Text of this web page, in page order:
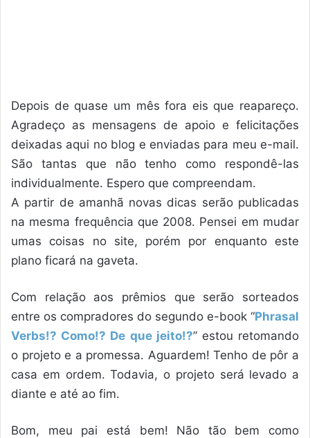
Depois de quase um mês fora eis que reapareço.
Agradeço as mensagens de apoio e felicitações
deixadas aqui no blog e enviadas para meu e-mail.
São tantas que não tenho como respondê-las
individualmente. Espero que compreendam.
A partir de amanhã novas dicas serão publicadas
na mesma frequência que 2008. Pensei em mudar
umas coisas no site, porém por enquanto este
plano ficará na gaveta.
Com relação aos prêmios que serão sorteados
entre os compradores do segundo e-book “Phrasal
Verbs!? Como!? De que jeito!?” estou retomando
o projeto e a promessa. Aguardem! Tenho de pôr a
casa em ordem. Todavia, o projeto será levado a
diante e até ao fim.
Bom, meu pai está bem! Não tão bem como